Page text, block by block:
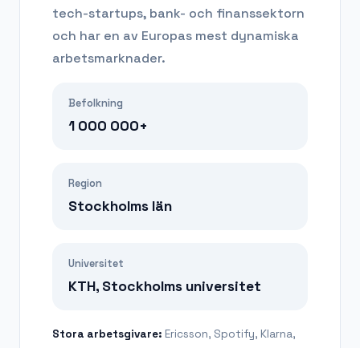
tech-startups, bank- och finanssektorn
och har en av Europas mest dynamiska
arbetsmarknader.
Befolkning
1 000 000+
Region
Stockholms län
Universitet
KTH, Stockholms universitet
Stora arbetsgivare: Ericsson, Spotify, Klarna,